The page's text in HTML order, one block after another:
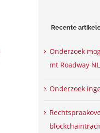
Recente
Onderzoek
mt Roadway
Onderzoek